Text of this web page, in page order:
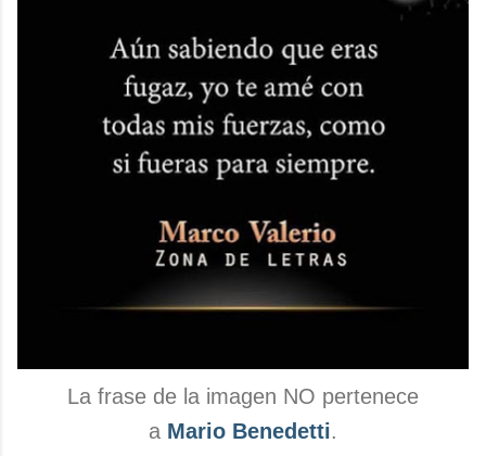
La frase de la imagen NO pertenece
a Mario Benedetti.